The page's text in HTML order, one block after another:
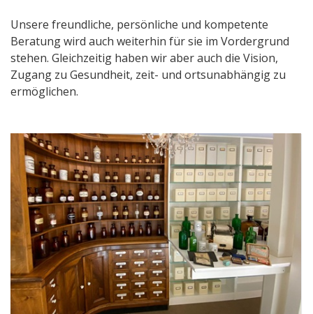
Unsere freundliche, persönliche und kompetente
Beratung wird auch weiterhin für sie im Vordergrund
stehen. Gleichzeitig haben wir aber auch die Vision,
Zugang zu Gesundheit, zeit- und ortsunabhängig zu
ermöglichen.